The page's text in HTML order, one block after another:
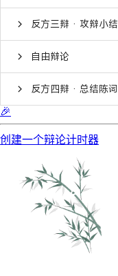
反方三辩 · 攻辩小结
自由辩论
反方四辩 · 总结陈词
🎉
创建一个辩论计时器